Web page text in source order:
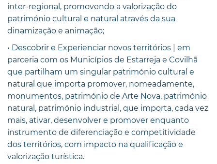
inter-regional, promovendo a valorização do
património cultural e natural através da sua
dinamização e animação;
• Descobrir e Experienciar novos territórios | em
parceria com os Municípios de Estarreja e Covilhã
que partilham um singular património cultural e
natural que importa promover, nomeadamente,
monumentos, património de Arte Nova, património
natural, património industrial, que importa, cada vez
mais, ativar, desenvolver e promover enquanto
instrumento de diferenciação e competitividade
dos territórios, com impacto na qualificação e
valorização turística.